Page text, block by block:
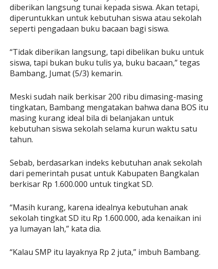
diberikan langsung tunai kepada siswa. Akan tetapi,
diperuntukkan untuk kebutuhan siswa atau sekolah
seperti pengadaan buku bacaan bagi siswa.
“Tidak diberikan langsung, tapi dibelikan buku untuk
siswa, tapi bukan buku tulis ya, buku bacaan,” tegas
Bambang, Jumat (5/3) kemarin.
Meski sudah naik berkisar 200 ribu dimasing-masing
tingkatan, Bambang mengatakan bahwa dana BOS itu
masing kurang ideal bila di belanjakan untuk
kebutuhan siswa sekolah selama kurun waktu satu
tahun.
Sebab, berdasarkan indeks kebutuhan anak sekolah
dari pemerintah pusat untuk Kabupaten Bangkalan
berkisar Rp 1.600.000 untuk tingkat SD.
“Masih kurang, karena idealnya kebutuhan anak
sekolah tingkat SD itu Rp 1.600.000, ada kenaikan ini
ya lumayan lah,” kata dia.
“Kalau SMP itu layaknya Rp 2 juta,” imbuh Bambang.